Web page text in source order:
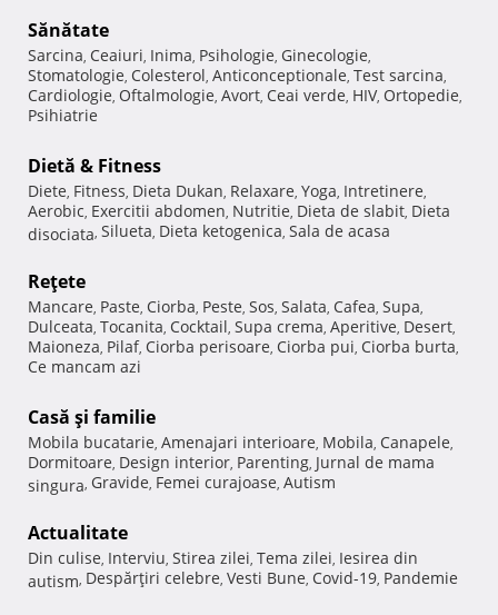
Sănătate
Sarcina, Ceaiuri, Inima, Psihologie, Ginecologie,
Stomatologie, Colesterol, Anticonceptionale, Test sarcina,
Cardiologie, Oftalmologie, Avort, Ceai verde, HIV, Ortopedie,
Psihiatrie
Dietă & Fitness
Diete, Fitness, Dieta Dukan, Relaxare, Yoga, Intretinere,
Aerobic, Exercitii abdomen, Nutritie, Dieta de slabit, Dieta
disociata, Silueta, Dieta ketogenica, Sala de acasa
Reţete
Mancare, Paste, Ciorba, Peste, Sos, Salata, Cafea, Supa,
Dulceata, Tocanita, Cocktail, Supa crema, Aperitive, Desert,
Maioneza, Pilaf, Ciorba perisoare, Ciorba pui, Ciorba burta,
Ce mancam azi
Casă şi familie
Mobila bucatarie, Amenajari interioare, Mobila, Canapele,
Dormitoare, Design interior, Parenting, Jurnal de mama
singura, Gravide, Femei curajoase, Autism
Actualitate
Din culise, Interviu, Stirea zilei, Tema zilei, Iesirea din
autism, Despărţiri celebre, Vesti Bune, Covid-19, Pandemie